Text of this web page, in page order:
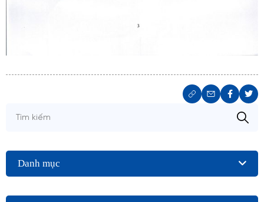
Danh mục